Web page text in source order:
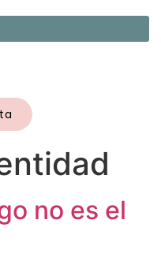
no es el